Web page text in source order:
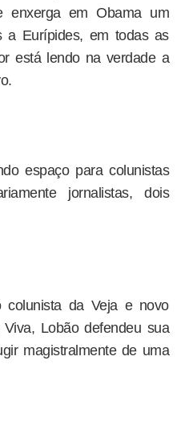
enxerga em Obama um
a Eurípides, em todas as
está lendo na verdade a
espaço para colunistas
jornalistas, dois
colunista da Veja e novo
Lobão defendeu sua
magistralmente de uma